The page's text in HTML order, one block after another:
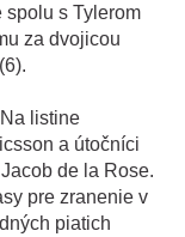
spolu s Tylerom
za dvojicou
listine
a útočníci
de la Rose.
pre zranenie v
piatich